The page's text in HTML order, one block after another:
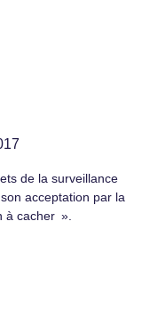
de la surveillance
acceptation par la
à cacher ».